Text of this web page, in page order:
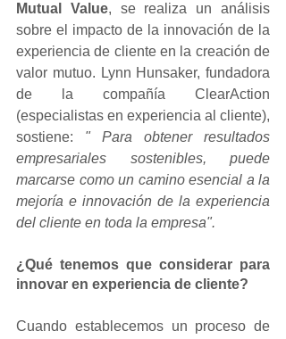
Mutual Value, se realiza un análisis
sobre el impacto de la innovación de la
experiencia de cliente en la creación de
valor mutuo. Lynn Hunsaker, fundadora
de la compañía ClearAction
(especialistas en experiencia al cliente),
sostiene: " Para obtener resultados
empresariales sostenibles, puede
marcarse como un camino esencial a la
mejoría e innovación de la experiencia
del cliente en toda la empresa".
¿Qué tenemos que considerar para
innovar en experiencia de cliente?
Cuando establecemos un proceso de